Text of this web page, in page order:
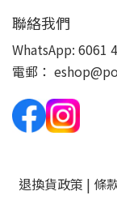
聯絡我們
WhatsApp: 6061
電郵：
退換貨政策 | 條